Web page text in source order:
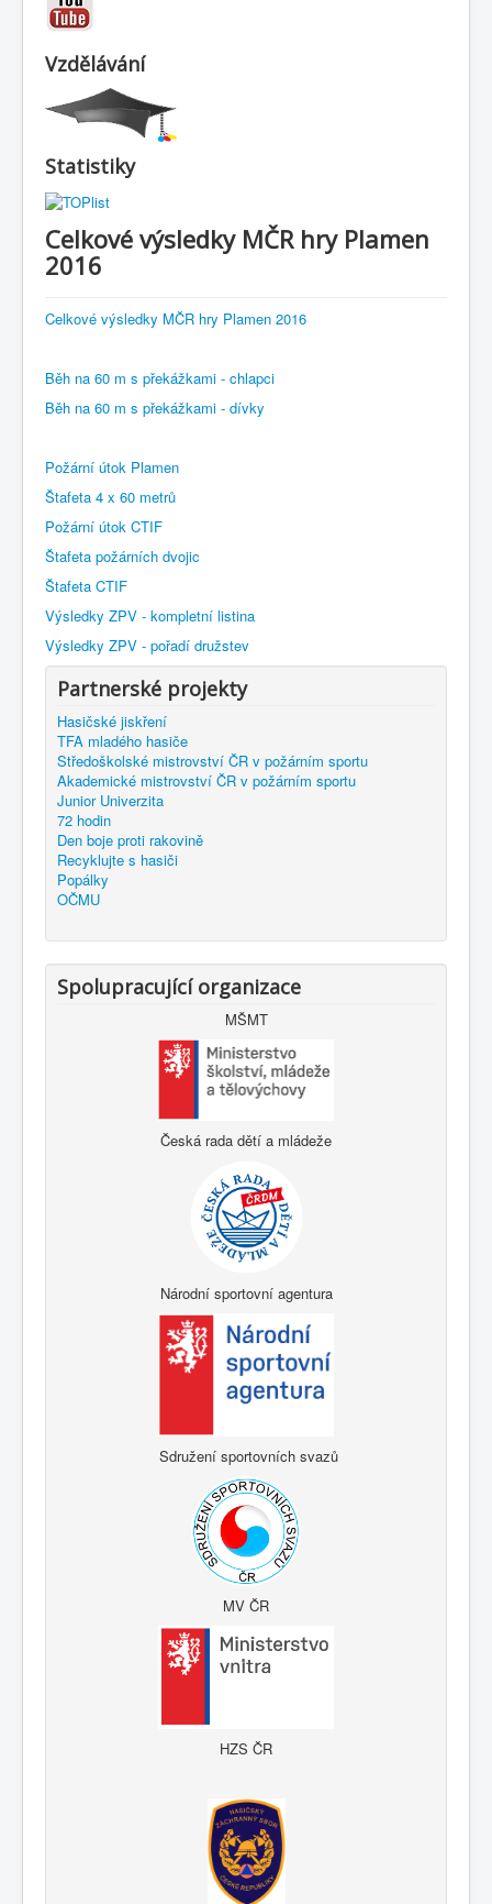
Vzdělávání
Statistiky
Celkové výsledky MČR hry Plamen
2016
Celkové výsledky MČR hry Plamen 2016
Běh na 60 m s překážkami - chlapci
Běh na 60 m s překážkami - dívky
Požární útok Plamen
Štafeta 4 x 60 metrů
Požární útok CTIF
Štafeta požárních dvojic
Štafeta CTIF
Výsledky ZPV - kompletní listina
Výsledky ZPV - pořadí družstev
Partnerské projekty
Hasičské jiskření
TFA mladého hasiče
Středoškolské mistrovství ČR v požárním sportu
Akademické mistrovství ČR v požárním sportu
Junior Univerzita
72 hodin
Den boje proti rakovině
Recyklujte s hasiči
Popálky
OČMU
Spolupracující organizace
MŠMT
Česká rada dětí a mládeže
Národní sportovní agentura
Sdružení sportovních svazů
MV ČR
HZS ČR